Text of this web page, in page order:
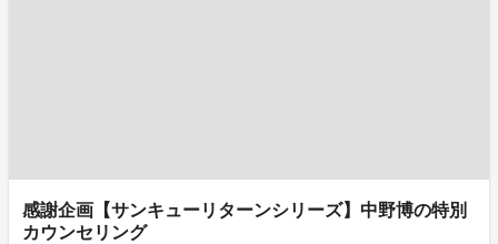
感謝企画【サンキューリターンシリーズ】中野博の特別
カウンセリング